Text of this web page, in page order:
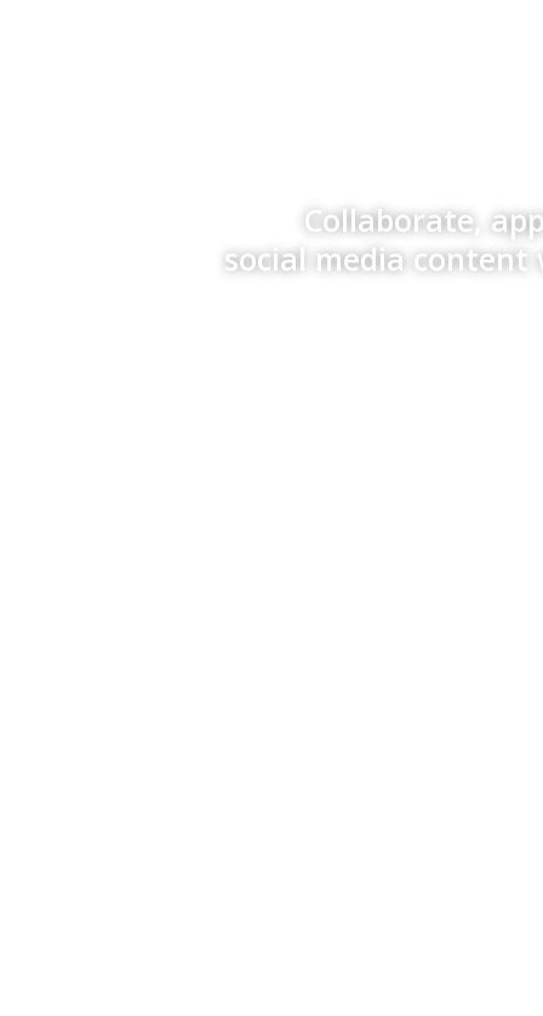
Collaborate,
social media